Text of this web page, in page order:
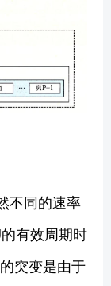
不同的速率
有效周期时
突变是由于